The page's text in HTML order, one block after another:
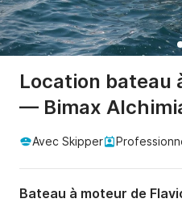
Location bateau
— Bimax
Avec Skipper
Bateau à moteur de